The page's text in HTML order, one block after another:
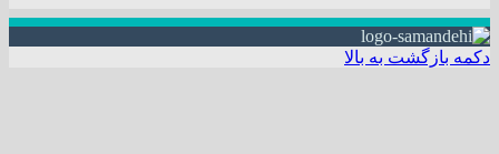
دکمه بازگشت به بالا